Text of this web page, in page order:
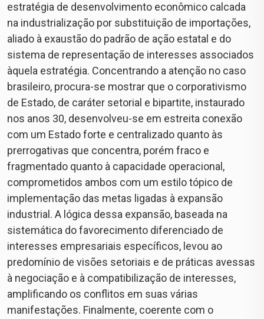
estratégia de desenvolvimento econômico calcada
na industrialização por substituição de importações,
aliado à exaustão do padrão de ação estatal e do
sistema de representação de interesses associados
àquela estratégia. Concentrando a atenção no caso
brasileiro, procura-se mostrar que o corporativismo
de Estado, de caráter setorial e bipartite, instaurado
nos anos 30, desenvolveu-se em estreita conexão
com um Estado forte e centralizado quanto às
prerrogativas que concentra, porém fraco e
fragmentado quanto à capacidade operacional,
comprometidos ambos com um estilo tópico de
implementação das metas ligadas à expansão
industrial. A lógica dessa expansão, baseada na
sistemática do favorecimento diferenciado de
interesses empresariais específicos, levou ao
predomínio de visões setoriais e de práticas avessas
à negociação e à compatibilização de interesses,
amplificando os conflitos em suas várias
manifestações. Finalmente, coerente com o